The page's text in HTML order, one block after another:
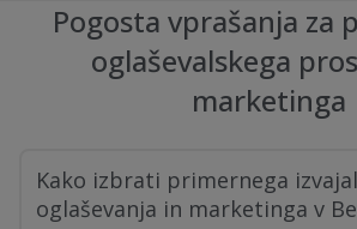
Pogosta vprašanja za
oglaševalskega
marketinga
Kako izbrati primernega
oglaševanja in marketinga v